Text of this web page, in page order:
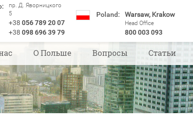
пр. Д. Яворницкого
5
+38 056 789 20 07
+38 098 696 39 79
Poland: Warsaw, Krakow
Head Office
800 003 093
О Польше Вопросы Статьи